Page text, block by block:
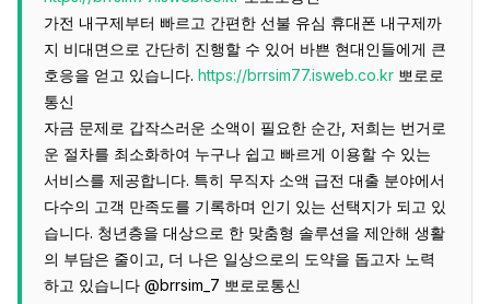
가전 내구제부터 빠르고 간편한 선불 유심 휴대폰 내구제까
지 비대면으로 간단히 진행할 수 있어 바쁜 현대인들에게 큰
호응을 얻고 있습니다. https://brrsim77.isweb.co.kr 뽀로로
통신
자금 문제로 갑작스러운 소액이 필요한 순간, 저희는 번거로
운 절차를 최소화하여 누구나 쉽고 빠르게 이용할 수 있는
서비스를 제공합니다. 특히 무직자 소액 급전 대출 분야에서
다수의 고객 만족도를 기록하며 인기 있는 선택지가 되고 있
습니다. 청년층을 대상으로 한 맞춤형 솔루션을 제안해 생활
의 부담은 줄이고, 더 나은 일상으로의 도약을 돕고자 노력
하고 있습니다 @brrsim_7 뽀로로통신